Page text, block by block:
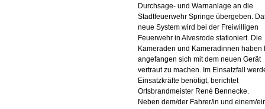
Durchsage- und Warnanlage an die
Stadtfeuerwehr Springe übergeben.
neue System wird bei der Freiwilligen
Feuerwehr in Alvesrode stationiert. Die
Kameraden und Kameradinnen haben
angefangen sich mit dem neuen Gerät
vertraut zu machen. Im Einsatzfall
Einsatzkräfte benötigt, berichtet
Ortsbrandmeister René Bennecke.
Neben dem/der Fahrer/in und einem/